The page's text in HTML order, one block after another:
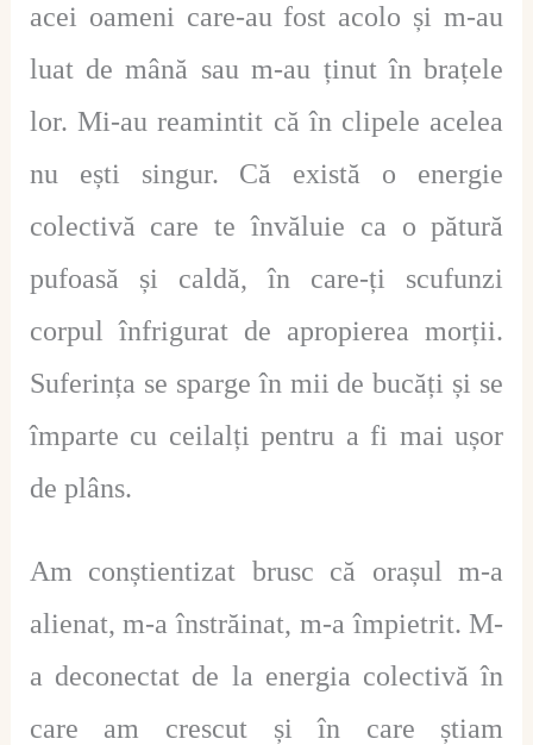
acei oameni care-au fost acolo și m-au
luat de mână sau m-au ținut în brațele
lor. Mi-au reamintit că în clipele acelea
nu ești singur. Că există o energie
colectivă care te învăluie ca o pătură
pufoasă și caldă, în care-ți scufunzi
corpul înfrigurat de apropierea morții.
Suferința se sparge în mii de bucăți și se
împarte cu ceilalți pentru a fi mai ușor
de plâns.
Am conștientizat brusc că orașul m-a
alienat, m-a înstrăinat, m-a împietrit. M-
a deconectat de la energia colectivă în
care am crescut și în care știam